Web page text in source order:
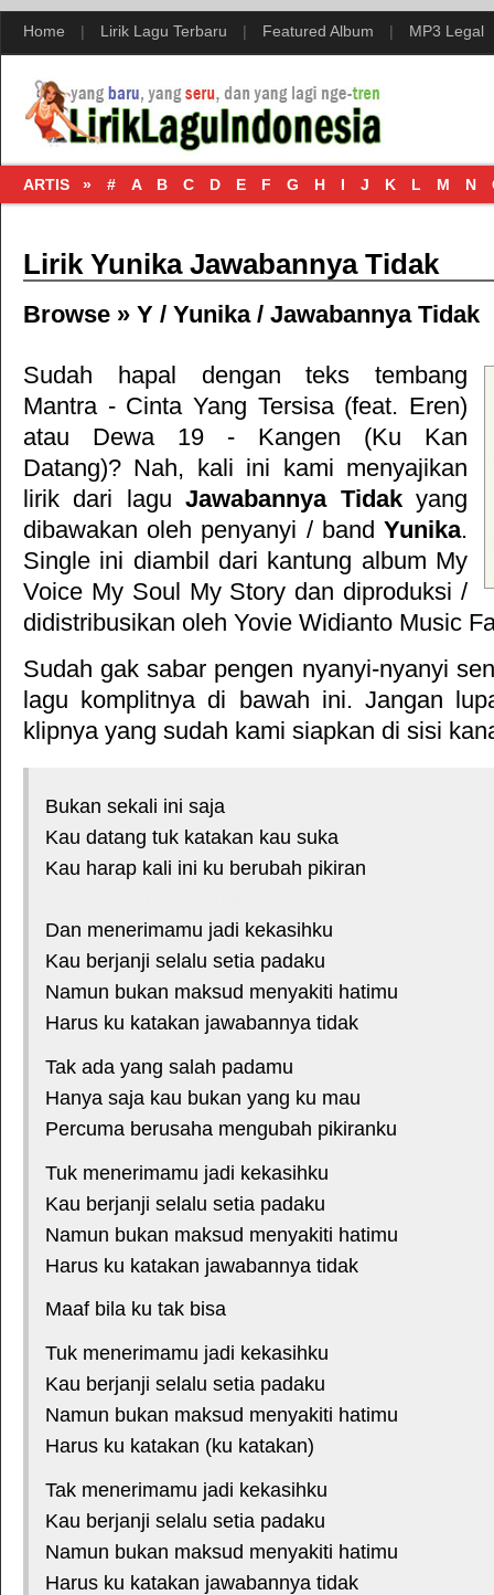
Home | Lirik Lagu Terbaru | Featured Album | MP3 Legal
ARTIS » # A B C D E F G H I J K L M N
Lirik Yunika Jawabannya Tidak
Browse » Y / Yunika/ Jawabannya Tidak
Sudah hapal dengan teks tembang
Mantra - Cinta Yang Tersisa (feat. Eren)
atau Dewa 19 - Kangen (Ku Kan
Datang)? Nah, kali ini kami menyajikan
lirik dari laguJawabannya Tidakyang
dibawakan oleh penyanyi / band Yunika.
Single ini diambil dari kantung album My
Voice My Soul My Story dan diproduksi /
didistribusikan oleh Yovie Widianto Music
Sudah gak sabar pengen nyanyi-nyanyi
lagu komplitnya di bawah ini. Jangan
klipnya yang sudah kami siapkan di sisi
Bukan sekali ini saja
Kau datang tuk katakan kau suka
Kau harap kali ini ku berubah pikiran
Dan menerimamu jadi kekasihku
Kau berjanji selalu setia padaku
Namun bukan maksud menyakiti hatimu
Harus ku katakan jawabannya tidak
Tak ada yang salah padamu
Hanya saja kau bukan yang ku mau
Percuma berusaha mengubah pikiranku
Tuk menerimamu jadi kekasihku
Kau berjanji selalu setia padaku
Namun bukan maksud menyakiti hatimu
Harus ku katakan jawabannya tidak
Maaf bila ku tak bisa
Tuk menerimamu jadi kekasihku
Kau berjanji selalu setia padaku
Namun bukan maksud menyakiti hatimu
Harus ku katakan (ku katakan)
Tak menerimamu jadi kekasihku
Kau berjanji selalu setia padaku
Namun bukan maksud menyakiti hatimu
Harus ku katakan jawabannya tidak